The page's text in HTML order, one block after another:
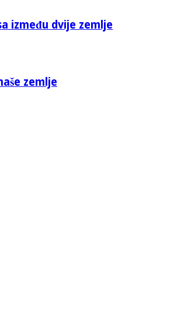
između dvije zemlje
zemlje